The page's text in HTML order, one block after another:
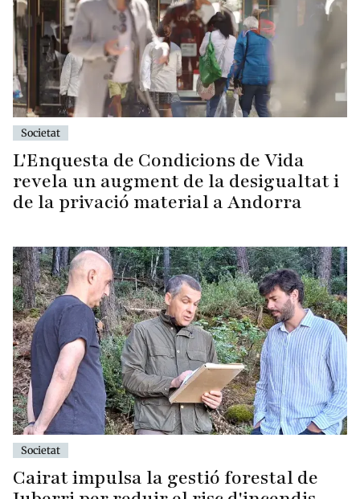
Societat
L'Enquesta de Condicions de Vida
revela un augment de la desigualtat i
de la privació material a Andorra
Societat
Cairat impulsa la gestió forestal de